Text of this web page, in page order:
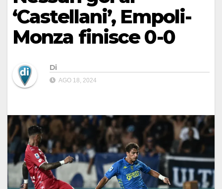
‘Castellani’, Empoli-
Monza finisce 0-0
Di
AGO 18, 2024